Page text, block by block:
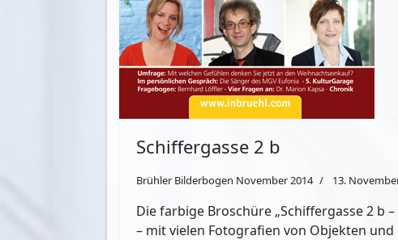
Schiffergasse 2 b
Brühler Bilderbogen November 2014 13.
Die farbige Broschüre „Schiffergasse 2 b
– mit vielen Fotografien von Objekten